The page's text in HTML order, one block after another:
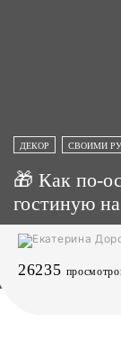
ДЕКОР СВОИМИ
🎁 Как по-
гостиную
26235